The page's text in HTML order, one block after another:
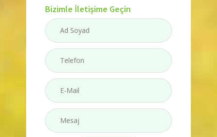
Bizimle İletişime Geçin